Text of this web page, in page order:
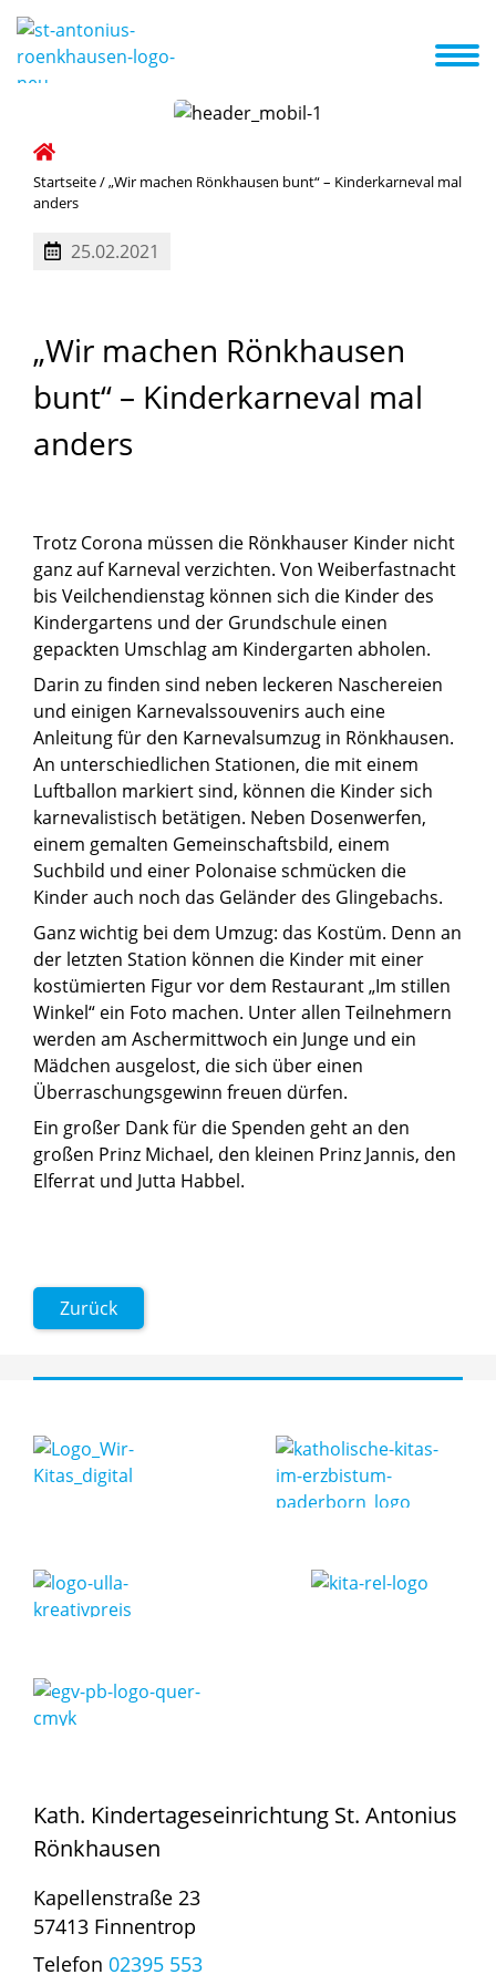
Das sind wir
Startseite/„Wir machen Rönkhausen bunt“ – Kinderkarneval mal
anders
25.02.2021
„Wir machen Rönkhausen
bunt“ – Kinderkarneval mal
anders
Trotz Corona müssen die Rönkhauser Kinder nicht
ganz auf Karneval verzichten. Von Weiberfastnacht
bis Veilchendienstag können sich die Kinder des
Kindergartens und der Grundschule einen
gepackten Umschlag am Kindergarten abholen.
Darin zu finden sind neben leckeren Naschereien
und einigen Karnevalssouvenirs auch eine
Anleitung für den Karnevalsumzug in Rönkhausen.
An unterschiedlichen Stationen, die mit einem
Luftballon markiert sind, können die Kinder sich
karnevalistisch betätigen. Neben Dosenwerfen,
einem gemalten Gemeinschaftsbild, einem
Suchbild und einer Polonaise schmücken die
Kinder auch noch das Geländer des Glingebachs.
Ganz wichtig bei dem Umzug: das Kostüm. Denn an
der letzten Station können die Kinder mit einer
kostümierten Figur vor dem Restaurant „Im stillen
Winkel“ ein Foto machen. Unter allen Teilnehmern
werden am Aschermittwoch ein Junge und ein
Mädchen ausgelost, die sich über einen
Überraschungsgewinn freuen dürfen.
Ein großer Dank für die Spenden geht an den
großen Prinz Michael, den kleinen Prinz Jannis, den
Elferrat und Jutta Habbel.
Zurück
Kath. Kindertageseinrichtung St. Antonius
Rönkhausen
Kapellenstraße 23
57413 Finnentrop
Telefon 02395 553